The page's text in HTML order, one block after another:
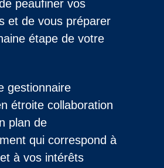
peaufiner vos
et de vous préparer
étape de votre
gestionnaire
étroite collaboration
plan de
qui correspond à
à vos intérêts